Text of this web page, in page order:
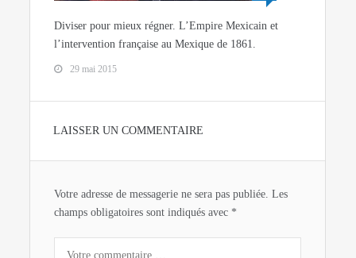
Diviser pour mieux régner. L’Empire Mexicain et
l’intervention française au Mexique de 1861.
29 mai 2015
LAISSER UN COMMENTAIRE
Votre adresse de messagerie ne sera pas publiée. Les
champs obligatoires sont indiqués avec *